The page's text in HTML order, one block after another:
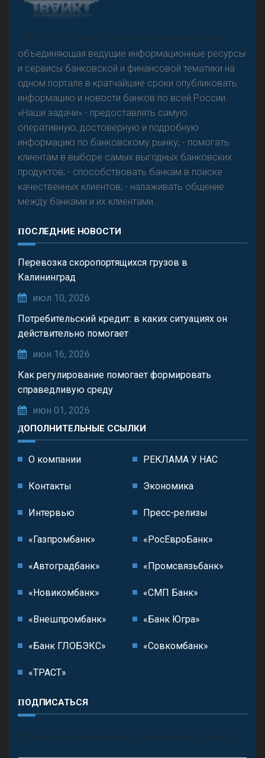
«Н
овости Банков России» – группа компаний,
объединяющая ведущие информационные ресурсы
и сервисы банковской и финансовой тематики на
одном портале в кратчайшие сроки опубликовать
информацию и новости банков по всей России.
«Наши задачи» - предоставлять самую
оперативную, достоверную и подробную
информацию по банковскому рынку; - помогать
клиентам в выборе самых выгодных банковских
продуктов; - способствовать банкам в поиске
качественных клиентов; - налаживать общение
между банками и их клиентами.
ПОСЛЕДНИЕ НОВОСТИ
Перевозка скоропортящихся грузов в
Калининград
июл 10, 2026
Потребительский кредит: в каких ситуациях он
действительно помогает
июн 16, 2026
Как регулирование помогает формировать
справедливую среду
июн 01, 2026
ДОПОЛНИТЕЛЬНЫЕ ССЫЛКИ
О компании РЕКЛАМА У НАС
Контакты Экономика
Интервью Пресс-релизы
«Газпромбанк» «РосЕвроБанк»
«Автоградбанк» «Промсвязьбанк»
«Новикомбанк» «СМП Банк»
«Внешпромбанк» «Банк Югра»
«Банк ГЛОБЭКС» «Совкомбанк»
«ТРАСТ»
ПОДПИСАТЬСЯ
П олучить последние обновления и предложения.